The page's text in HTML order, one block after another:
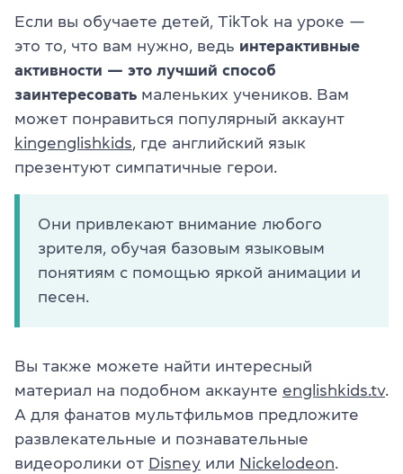
Если вы обучаете детей, TikTok на уроке —
это то, что вам нужно, ведь интерактивные
активности — это лучший способ
заинтересовать маленьких учеников. Вам
может понравиться популярный аккаунт
kingenglishkids, где английский язык
презентуют симпатичные герои.
Они привлекают внимание любого
зрителя, обучая базовым языковым
понятиям с помощью яркой анимации и
песен.
Вы также можете найти интересный
материал на подобном аккаунте englishkids.tv.
А для фанатов мультфильмов предложите
развлекательные и познавательные
видеоролики от Disney или Nickelodeon.